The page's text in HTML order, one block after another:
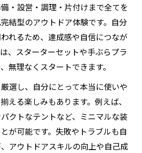
・設営・調理・片付けまで全てを
結型のアウトドア体験です。自分
れるため、達成感や自信につなが
、スターターセットや手ぶらプラ
無理なくスタートできます。
選し、自分にとって本当に使いや
える楽しみもあります。例えば、
クトなテントなど、ミニマルな装
が可能です。失敗やトラブルも自
アウトドアスキルの向上や自己成